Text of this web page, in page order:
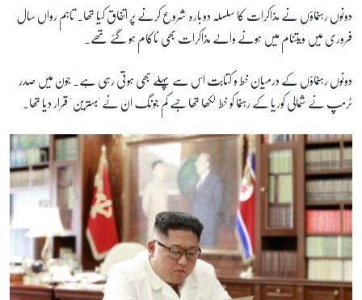
دونوں رہنماؤں نے مذاکرات کا سلسلہ دوبارہ شروع کرنے پر اتفاق کیا تھا۔ تاہم رواں سال
فروری میں ویتنام میں ہونے والے مذاکرات بھی ناکام ہو گئے تھے۔
دونوں رہنماؤں کے درمیان خط و کتابت اس سے پہلے بھی ہوتی رہی ہے۔ جون میں صدر
ٹرمپ نے شمالی کوریا کے رہنما کو خط لکھا تھا جسے کم جونگ ان نے 'بہترین' قرار دیا تھا۔